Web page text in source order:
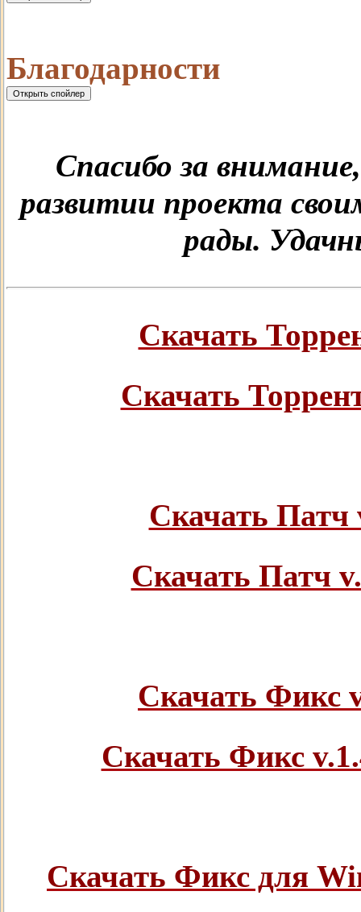
Благодарности
Спасибо за
развитии проекта
рады.
Скачать
Скачать
Скачать Патч
Скачать Патч
Скачать Фикс
Скачать Фикс
Скачать Фикс для